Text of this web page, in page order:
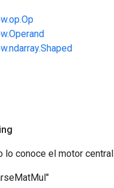
lo conoce el motor